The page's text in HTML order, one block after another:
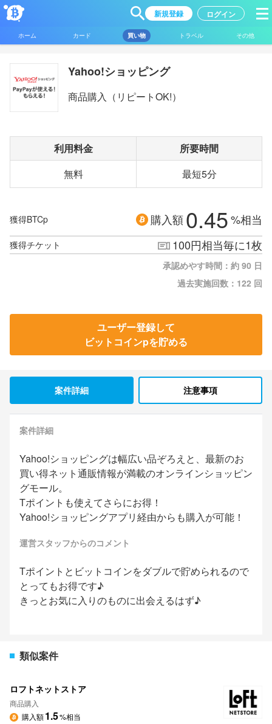
新規登録 ログイン
ホーム カード 買い物 トラベル その他
Yahoo!ショッピング
商品購入（リピートOK!）
利用料金
所要時間
無料
最短5分
獲得BTCp 購入額0.45%相当
獲得チケット 100円相当毎に1枚
承認めやす時間：約 90 日
過去実施回数：122 回
ユーザー登録して
ビットコインpを貯める
案件詳細 注意事項
案件詳細
Yahoo!ショッピングは幅広い品ぞろえと、最新のお
買い得ネット通販情報が満載のオンラインショッピン
グモール。
Tポイントも使えてさらにお得！
Yahoo!ショッピングアプリ経由からも購入が可能！
運営スタッフからのコメント
Tポイントとビットコインをダブルで貯められるので
とってもお得です♪
きっとお気に入りのものに出会えるはず♪
類似案件
ロフトネットストア
商品購入
購入額1.5%相当